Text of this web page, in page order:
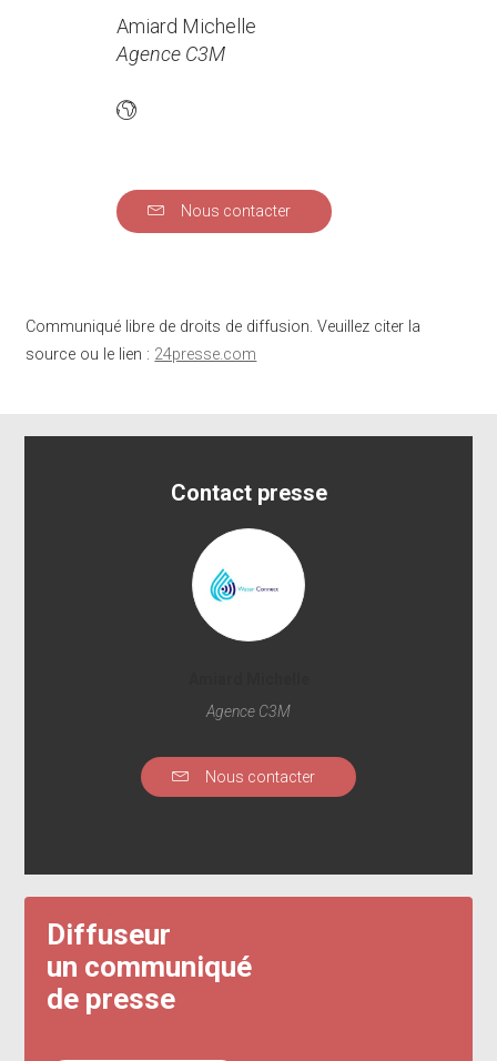
Amiard Michelle
Agence C3M
Nous contacter
Communiqué libre de droits de diffusion. Veuillez citer la
source ou le lien : 24presse.com
Contact presse
Agence C3M
Nous contacter
Diffuseur
un communiqué
de presse